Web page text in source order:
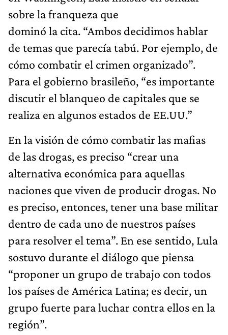
sobre la franqueza que
dominó la cita. “Ambos decidimos hablar
de temas que parecía tabú. Por ejemplo, de
cómo combatir el crimen organizado”.
Para el gobierno brasileño, “es importante
discutir el blanqueo de capitales que se
realiza en algunos estados de EE.UU.”
En la visión de cómo combatir las mafias
de las drogas, es preciso “crear una
alternativa económica para aquellas
naciones que viven de producir drogas. No
es preciso, entonces, tener una base militar
dentro de cada uno de nuestros países
para resolver el tema”. En ese sentido, Lula
sostuvo durante el diálogo que piensa
“proponer un grupo de trabajo con todos
los países de América Latina; es decir, un
grupo fuerte para luchar contra ellos en la
región”.